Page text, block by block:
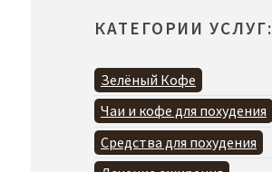
КАТЕГОРИИ УСЛУГ:
Зелёный Кофе
Чаи и кофе для похудения
Средства для похудения